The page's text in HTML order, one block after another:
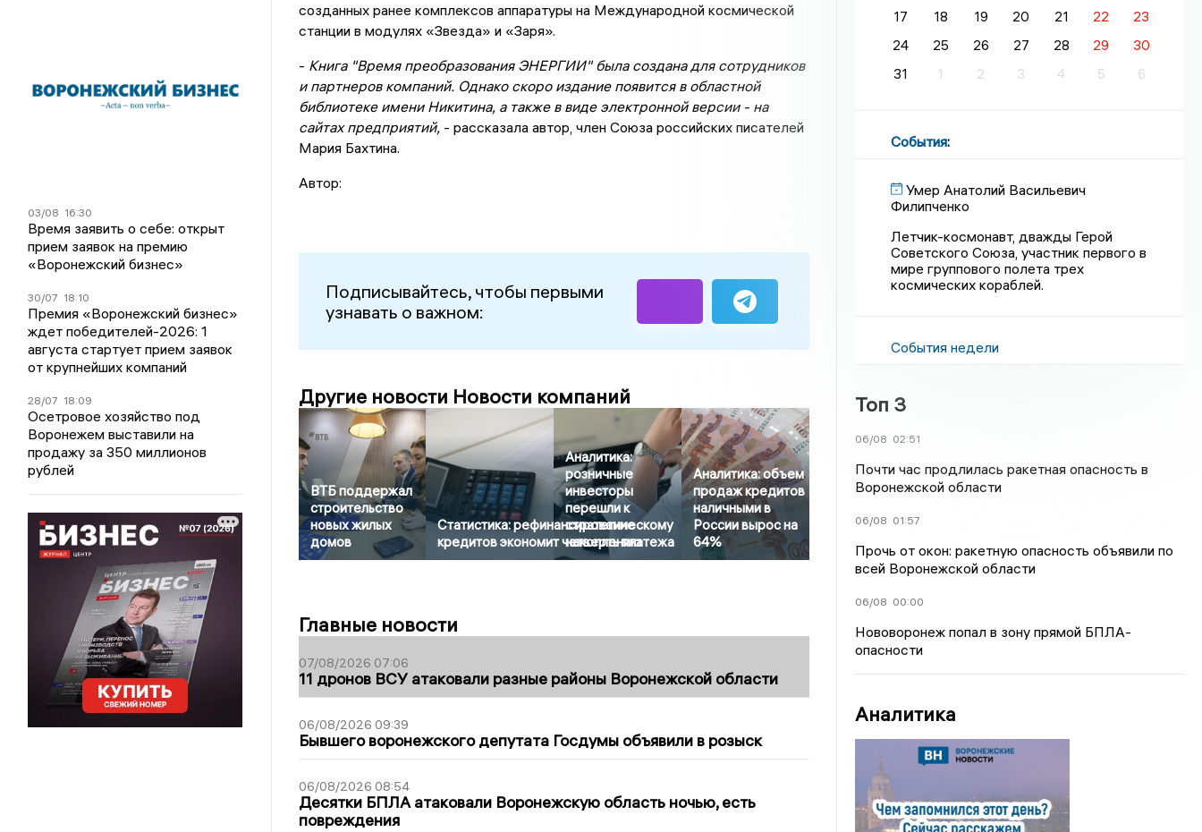
03/08 16:30
Время заявить о себе: открыт
прием заявок на премию
«Воронежский бизнес»
30/07 18:10
Премия «Воронежский бизнес»
ждет победителей-2026: 1
августа стартует прием заявок
от крупнейших компаний
28/07 18:09
Осетровое хозяйство под
Воронежем выставили на
продажу за 350 миллионов
рублей
созданных ранее комплексов аппаратуры на Международной космической
станции в модулях «Звезда» и «Заря».
- Книга "Время преобразования ЭНЕРГИИ" была создана для сотрудников
и партнеров компаний. Однако скоро издание появится в областной
библиотеке имени Никитина, а также в виде электронной версии - на
сайтах предприятий,- рассказала автор, член Союза российских писателей
Мария Бахтина.
Автор:
Подписывайтесь, чтобы первыми
узнавать о важном:
Другие новости Новости компаний
ВТБ поддержал
строительство
новых жилых
домов
Статистика: рефинансирование
кредитов экономит четверть платежа
Аналитика:
розничные
инвесторы
перешли к
стратегическому
накоплению
Аналитика: объем
продаж кредитов
наличными в
России вырос на
64%
Главные новости
07/08/2026 07:06
11 дронов ВСУ атаковали разные районы Воронежской области
06/08/2026 09:39
Бывшего воронежского депутата Госдумы объявили в розыск
06/08/2026 08:54
Десятки БПЛА атаковали Воронежскую область ночью, есть
повреждения
17
18 19 20 21 22
23
24
25 26 27 28 29
30
31
1 2 3 4 5 6
События:
Умер Анатолий Васильевич
Филипченко
Летчик-космонавт, дважды Герой
Советского Союза, участник первого в
мире группового полета трех
космических кораблей.
События недели
Топ 3
06/08 02:51
Почти час продлилась ракетная опасность в
Воронежской области
06/08 01:57
Прочь от окон: ракетную опасность объявили по
всей Воронежской области
06/08 00:00
Нововоронеж попал в зону прямой БПЛА-
опасности
Аналитика